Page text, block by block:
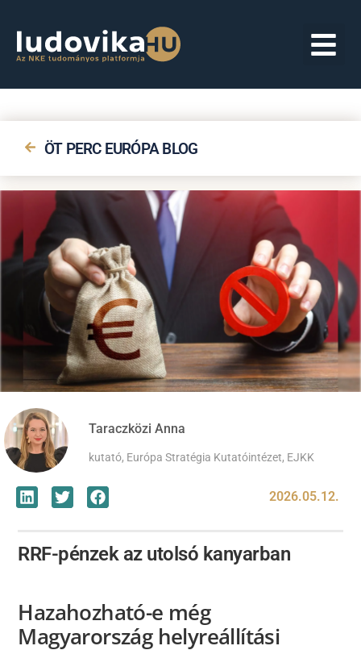
ÖT PERC EURÓPA BLOG
Taraczközi Anna
kutató, Európa Stratégia Kutatóintézet, EJKK
2026.05.12.
RRF-pénzek az utolsó kanyarban
Hazahozható-e még
Magyarország helyreállítási